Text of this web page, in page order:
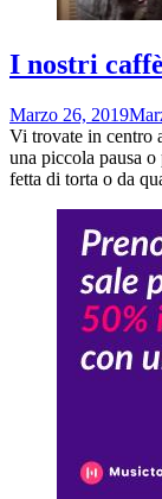
I nostri
Marzo 26, 2019
Vi trovate in centro
una piccola pausa
fetta di torta o da